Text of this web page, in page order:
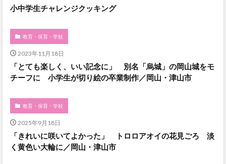
小中学生チャレンジクッキング
教育・保育・学校
2023年11月18日
「とても楽しく、いい記念に」 別名「烏城」の岡山城をモ
チーフに 小学生が切り絵の卒業制作／岡山・津山市
教育・保育・学校
2025年9月18日
「きれいに咲いてよかった」 トロロアオイの花見ごろ 淡
く黄色い大輪に／岡山・津山市